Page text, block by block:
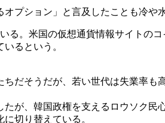
プション」と言及したことも冷や
。米国の仮想通貨情報サイトの
るという。
だそうだが、若い世代は失業率も
が、韓国政権を支えるロウソク
切り替えている。